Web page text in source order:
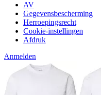
AV
Gegevensbescherming
Herroepingsrecht
Cookie-instellingen
Afdruk
Anmelden